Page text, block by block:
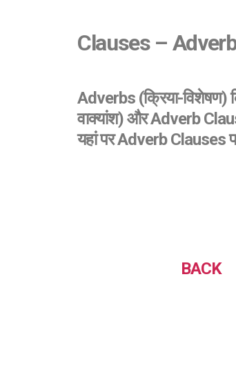
Clauses –
Adverbs (क्रिया-विशेषण)
वाक्यांश) और Adverb
यहां पर Adverb Clauses
BACK